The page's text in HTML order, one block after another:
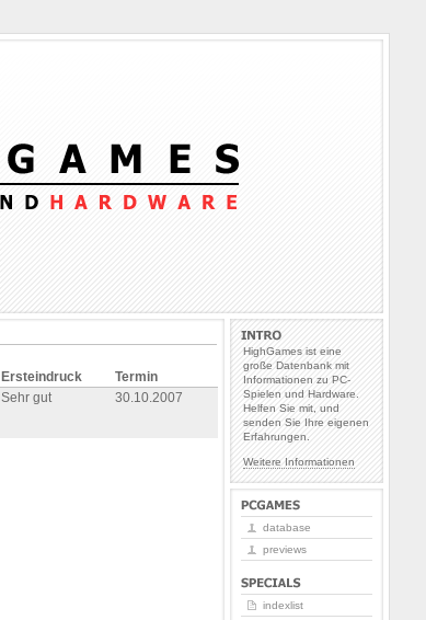
HighGames ist eine
große Datenbank mit
Informationen zu PC-
Spielen und Hardware.
Helfen Sie mit, und
senden Sie Ihre eigenen
Erfahrungen.
Weitere Informationen
Ersteindruck
Termin
Sehr gut 30.10.2007
database
previews
indexlist